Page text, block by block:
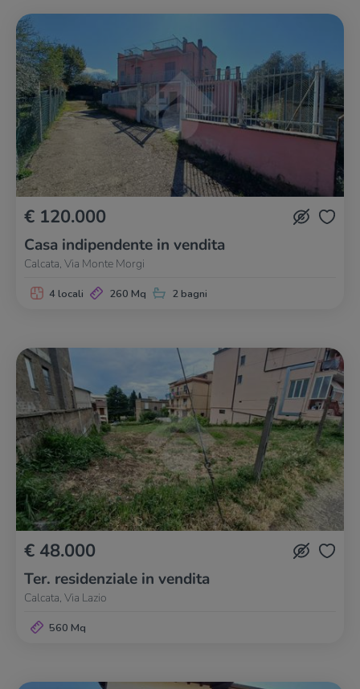
€ 120.000
Casa indipendente in vendita
Calcata, Via Monte Morgi
4 locali 260 Mq 2 bagni
€ 48.000
Ter. residenziale in vendita
Calcata, Via Lazio
560 Mq